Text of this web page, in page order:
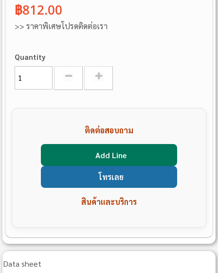
฿812.00
>> ราคาพิเศษโปรดติดต่อเรา
Quantity
ติดต่อสอบถาม
Add Line
โทรเลย
สินค้าและบริการ
Data sheet